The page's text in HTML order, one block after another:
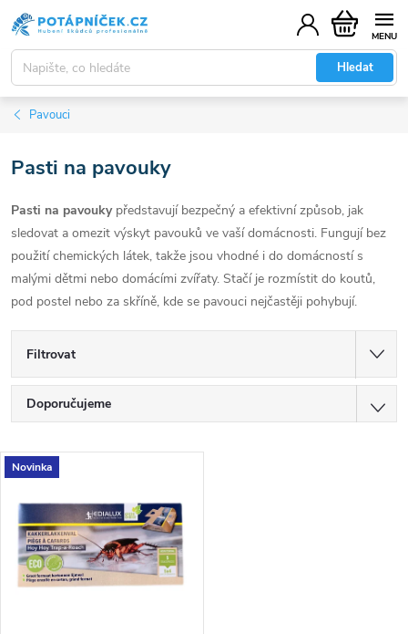
Přejít
na
obsah
Hledat
Nákupní
košík
Pavouci
Pasti na pavouky
Pasti na pavoukypředstavují bezpečný a efektivní způsob, jak
sledovat a omezit výskyt pavouků ve vaší domácnosti. Fungují bez
použití chemických látek, takže jsou vhodné i do domácností s
malými dětmi nebo domácími zvířaty. Stačí je rozmístit do koutů,
pod postel nebo za skříně, kde se pavouci nejčastěji pohybují.
Filtrovat
a
e
p
o
Doporučujeme
Nejdražší
Nejprodávanější
Abecedně
V
ý
p
s
p
Novinka